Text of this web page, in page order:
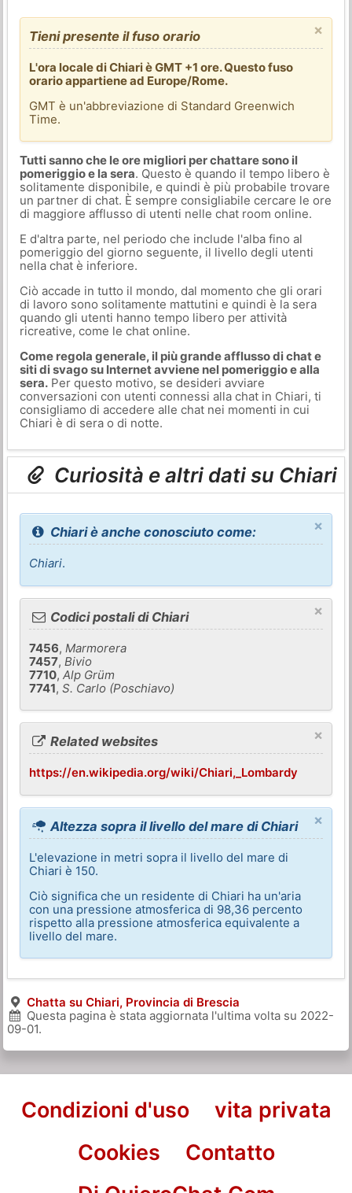
×
Tieni presente il fuso orario
L'ora locale di Chiari è GMT +1 ore. Questo fuso
orario appartiene ad Europe/Rome.
GMT è un'abbreviazione di Standard Greenwich
Time.
Tutti sanno che le ore migliori per chattare sono il
pomeriggio e la sera. Questo è quando il tempo libero è
solitamente disponibile, e quindi è più probabile trovare
un partner di chat. È sempre consigliabile cercare le ore
di maggiore afflusso di utenti nelle chat room online.
E d'altra parte, nel periodo che include l'alba fino al
pomeriggio del giorno seguente, il livello degli utenti
nella chat è inferiore.
Ciò accade in tutto il mondo, dal momento che gli orari
di lavoro sono solitamente mattutini e quindi è la sera
quando gli utenti hanno tempo libero per attività
ricreative, come le chat online.
Come regola generale, il più grande afflusso di chat e
siti di svago su Internet avviene nel pomeriggio e alla
sera.Per questo motivo, se desideri avviare
conversazioni con utenti connessi alla chat in Chiari, ti
consigliamo di accedere alle chat nei momenti in cui
Chiari è di sera o di notte.
Curiosità e altri dati su Chiari
×
Chiari è anche conosciuto come:
Chiari.
×
Codici postali di Chiari
7456, Marmorera
7457, Bivio
7710,Alp Grüm
7741,S. Carlo (Poschiavo)
×
Related websites
https://en.wikipedia.org/wiki/Chiari,_Lombardy
×
Altezza sopra il livello del mare di Chiari
L'elevazione in metri sopra il livello del mare di
Chiari è 150.
Ciò significa che un residente di Chiari ha un'aria
con una pressione atmosferica di 98,36 percento
rispetto alla pressione atmosferica equivalente a
livello del mare.
Chatta su Chiari, Provincia di Brescia
Questa pagina è stata aggiornata l'ultima volta su 2022-
09-01.
Condizioni d'uso
vita privata
Cookies
Contatto